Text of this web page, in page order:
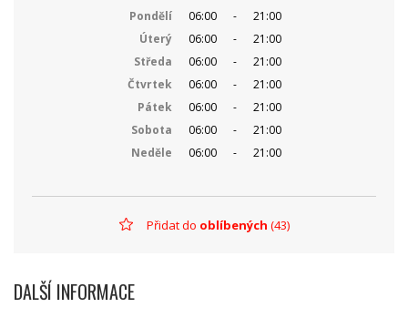
Pondělí 06:00 -
21:00
Úterý
06:00 -
21:00
Středa
06:00 -
21:00
Čtvrtek
06:00 -
21:00
Pátek
06:00 -
21:00
Sobota
06:00 -
21:00
Neděle
06:00 - 21:00
Přidat do oblíbených (43)
DALŠÍ INFORMACE